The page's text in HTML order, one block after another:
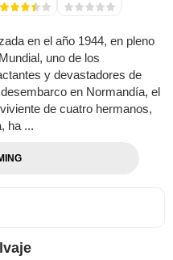
en el año 1944, en pleno
uno de los
y devastadores de
en Normandía, el
de cuatro hermanos,
ha ...